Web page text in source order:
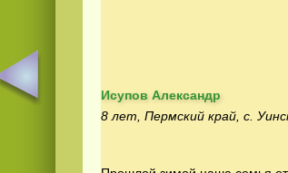
Исупов Александр
8 лет, Пермский край, с.